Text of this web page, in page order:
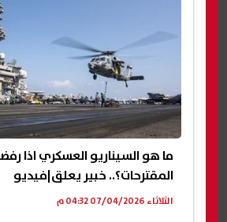
ما هو السيناريو العسكري اذا
المقترحات؟.. خبير يعلق|فيديو
الثلاثاء 07/04/2026 04:32 م